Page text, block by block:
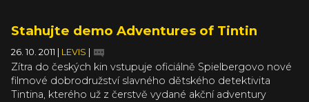
Stahujte demo Adventures of Tintin
26. 10. 2011 LEVIS
Zítra do českých kin vstupuje oficiálně Spielbergovo nové
filmové dobrodružství slavného dětského detektivita
Tintina, kterého už z čerstvě vydané akční adventury